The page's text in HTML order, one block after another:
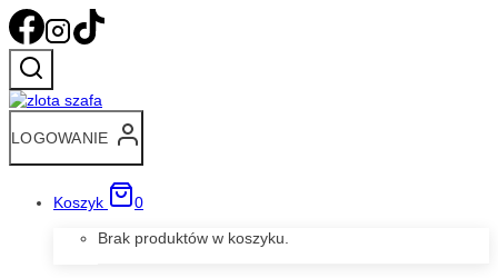
Przejdź
do
treści
LOGOWANIE
Koszyk
0
Brak produktów w koszyku.